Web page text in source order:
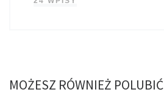
MOŻESZ RÓWNIEŻ POLUBIĆ